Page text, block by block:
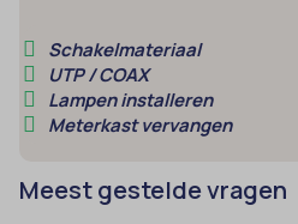
Schakelmateriaal
UTP / COAX
Lampen installeren
Meterkast vervangen
Meest gestelde vragen
mhcookie
OptanonConsent
timezone
cli_cookie_consent
cookie_permission_granted
cookies_accepted